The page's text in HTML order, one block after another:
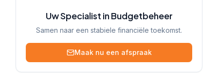
Uw Specialist in Budgetbeheer
Samen naar een stabiele financiële toekomst.
Maak nu een afspraak